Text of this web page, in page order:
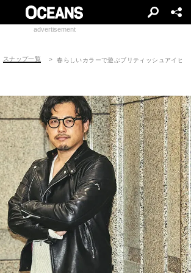
advertisement
スナップ一覧 春らしいカラーで遊ぶブリティッシュアイビー